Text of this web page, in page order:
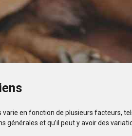
en fonction de plusieurs facteurs,
générales et qu’il peut y avoir des